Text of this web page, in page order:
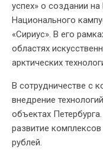
успех» о создании
Национального
«Сириус». В его
областях
арктических
В сотрудничестве с
внедрение
объектах
развитие
рублей.